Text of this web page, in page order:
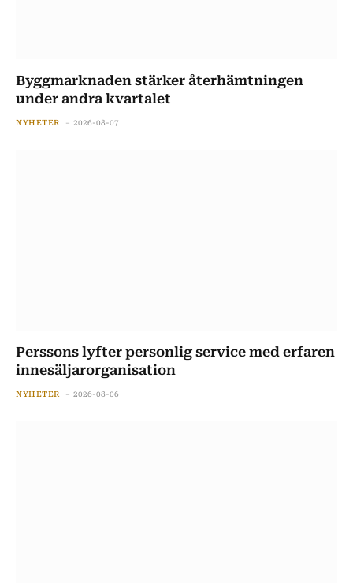
Byggmarknaden stärker återhämtningen
under andra kvartalet
NYHETER 2026-08-07
Perssons lyfter personlig service med erfaren
innesäljarorganisation
NYHETER 2026-08-06